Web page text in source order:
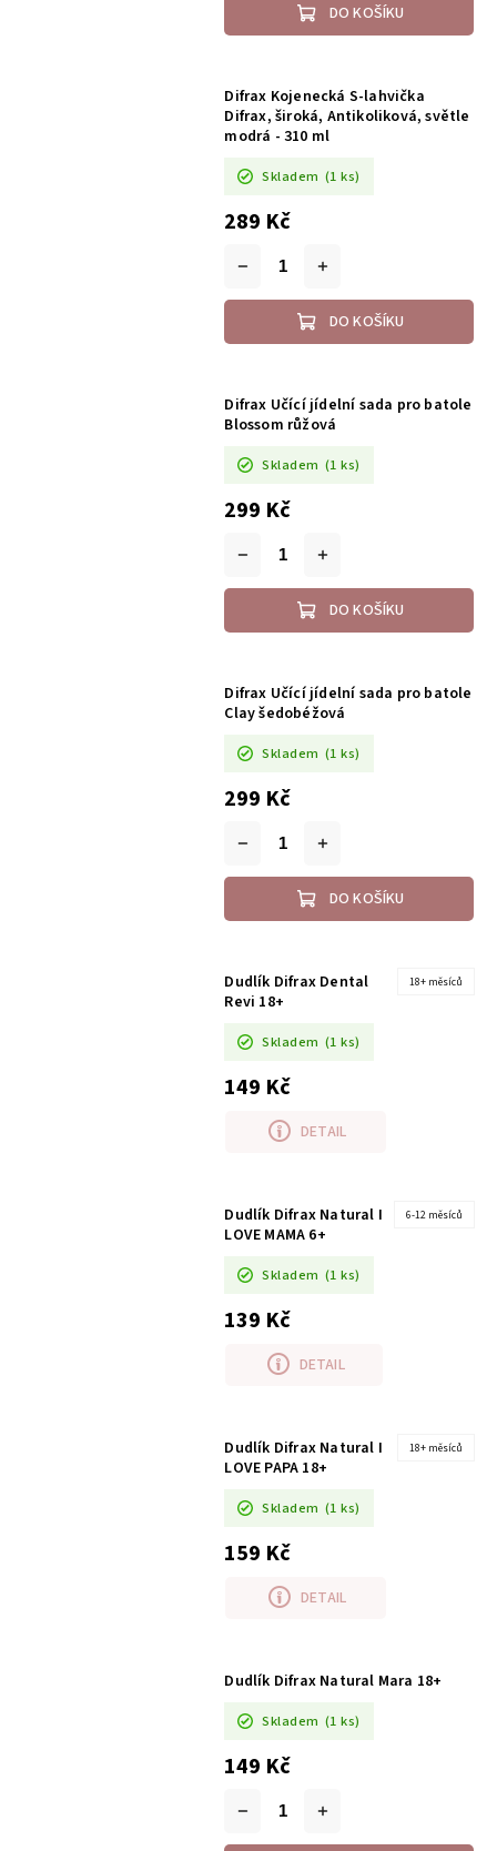
DO KOŠÍKU
Difrax Kojenecká S-lahvička
Difrax, široká, Antikoliková, světle
modrá - 310 ml
Skladem (1 ks)
289 Kč
DO KOŠÍKU
Difrax Učící jídelní sada pro batole
Blossom růžová
Skladem (1 ks)
299 Kč
DO KOŠÍKU
Difrax Učící jídelní sada pro batole
Clay šedobéžová
Skladem (1 ks)
299 Kč
DO KOŠÍKU
Dudlík Difrax Dental
Revi 18+
Skladem (1 ks)
149 Kč
DETAIL
18+ měsíců
Dudlík Difrax Natural I
LOVE MAMA 6+
Skladem (1 ks)
139 Kč
DETAIL
6-12 měsíců
Dudlík Difrax Natural I
LOVE PAPA 18+
Skladem (1 ks)
159 Kč
DETAIL
18+ měsíců
Dudlík Difrax Natural Mara 18+
Skladem (1 ks)
149 Kč